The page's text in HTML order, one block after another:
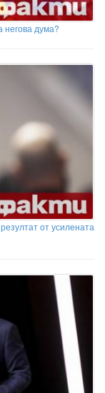
негова дума?
от усилената